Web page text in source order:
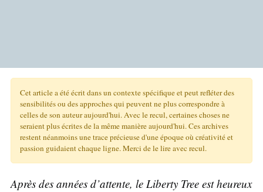
Cet article a été écrit dans un contexte spécifique et peut refléter des
sensibilités ou des approches qui peuvent ne plus correspondre à
celles de son auteur aujourd'hui. Avec le recul, certaines choses ne
seraient plus écrites de la même manière aujourd'hui. Ces archives
restent néanmoins une trace précieuse d'une époque où créativité et
passion guidaient chaque ligne. Merci de le lire avec recul.
Après des années d’attente, le Liberty Tree est heureux